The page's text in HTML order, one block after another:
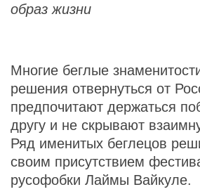
образ жизни
Многие беглые
решения отвернуться от
предпочитают держаться
другу и не скрывают
Ряд именитых беглецов
своим присутствием
русофобки Лаймы Вайкуле.